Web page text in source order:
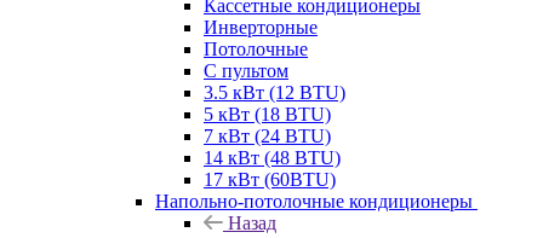
Кассетные кондиционеры
Инверторные
Потолочные
С пультом
3.5 кВт (12 BTU)
5 кВт (18 BTU)
7 кВт (24 BTU)
14 кВт (48 BTU)
17 кВт (60BTU)
Напольно-потолочные кондиционеры
Назад